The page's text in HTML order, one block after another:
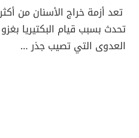
تعد أزمة خراج الأسنان من
تحدث بسبب قيام البكتيريا
العدوى التي تصيب جذر …